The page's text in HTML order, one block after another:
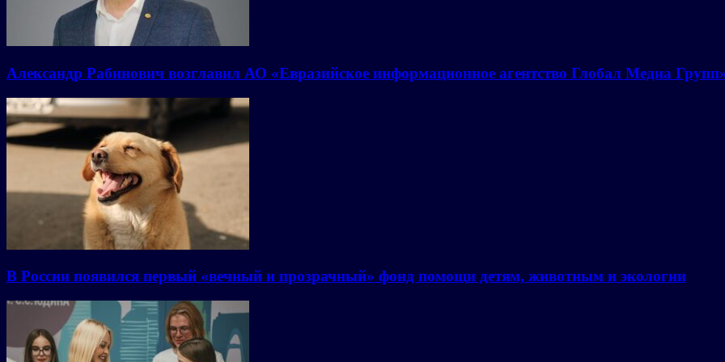
Александр Рабинович возглавил АО «Евразийское информационное агентство Глобал Медиа
В России появился первый «вечный и прозрачный» фонд помощи детям, животным и экологии